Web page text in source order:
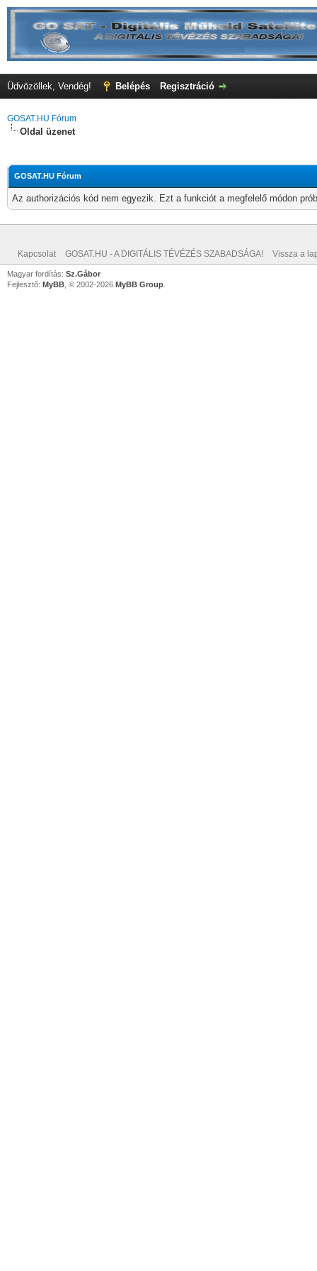
Üdvözöllek, Vendég! Belépés Regisztráció
GOSAT.HU Fórum
Oldal üzenet
GOSAT.HU Fórum
Az authorizációs kód nem egyezik. Ezt a funkciót a megfelelő módon
Kapcsolat GOSAT.HU - A DIGITÁLIS TÉVÉZÉS SZABADSÁGA! Vissza a
Magyar fordítás: Sz.Gábor
Fejlesztő: MyBB , © 2002-2026 MyBB Group